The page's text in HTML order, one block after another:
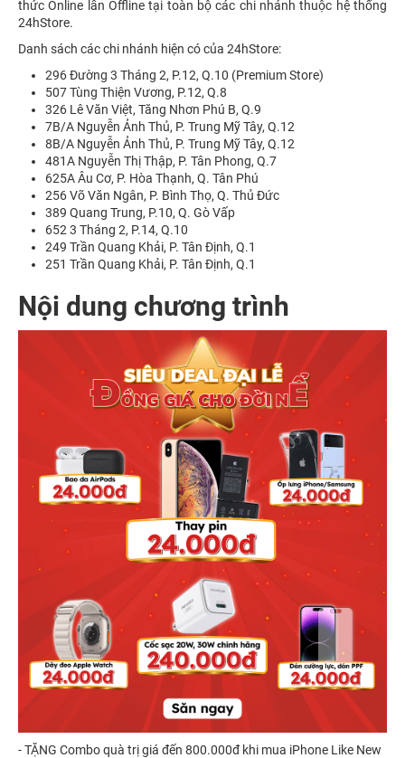
thức Online lẫn Offline tại toàn bộ các chi nhánh thuộc hệ thống
24hStore.
Danh sách các chi nhánh hiện có của 24hStore:
296 Đường 3 Tháng 2, P.12, Q.10 (Premium Store)
507 Tùng Thiện Vương, P.12, Q.8
326 Lê Văn Việt, Tăng Nhơn Phú B, Q.9
7B/A Nguyễn Ảnh Thủ, P. Trung Mỹ Tây, Q.12
8B/A Nguyễn Ảnh Thủ, P. Trung Mỹ Tây, Q.12
481A Nguyễn Thị Thập, P. Tân Phong, Q.7
625A Âu Cơ, P. Hòa Thạnh, Q. Tân Phú
256 Võ Văn Ngân, P. Bình Thọ, Q. Thủ Đức
389 Quang Trung, P.10, Q. Gò Vấp
652 3 Tháng 2, P.14, Q.10
249 Trần Quang Khải, P. Tân Định, Q.1
251 Trần Quang Khải, P. Tân Định, Q.1
Nội dung chương trình
- TẶNG Combo quà trị giá đến 800.000đ khi mua iPhone Like New